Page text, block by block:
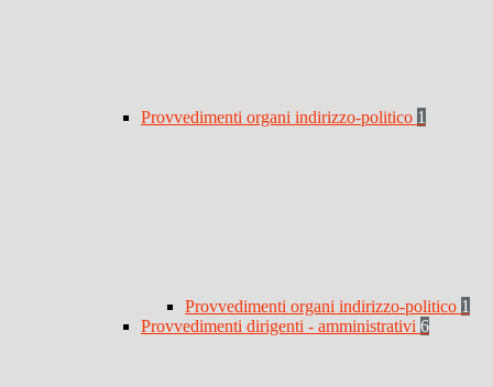
Provvedimenti organi indirizzo-politico 1
Provvedimenti organi indirizzo-politico 1
Provvedimenti dirigenti - amministrativi 6